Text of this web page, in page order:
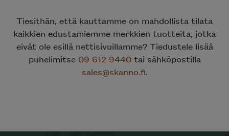
Tiesithän, että kauttamme on mahdollista tilata
kaikkien edustamiemme merkkien tuotteita, jotka
eivät ole esillä nettisivuillamme? Tiedustele lisää
puhelimitse 09 612 9440tai sähköpostilla
sales@skanno.fi.